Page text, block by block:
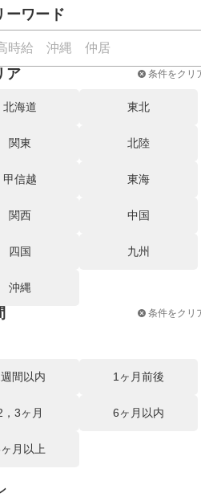
ーワード
ア 条件をクリ
北海道 東北
関東 北陸
甲信越 東海
関西 中国
四国 九州
沖縄
条件をクリ
間以内 1ヶ月前後
，3ヶ月 6ヶ月以内
月以上